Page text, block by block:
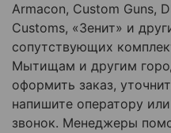
Armacon, Custom Guns,
Customs, «Зенит» и
сопутствующих
Мытищам и другим
оформить заказ,
напишите оператору
звонок. Менеджеры